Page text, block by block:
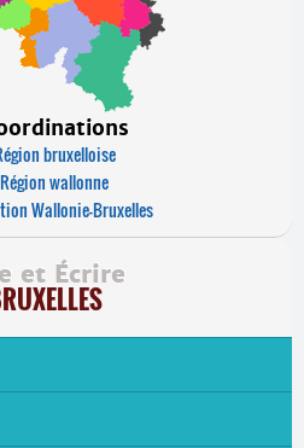
bruxelloise
wallonne
Wallonie-Bruxelles
et Écrire